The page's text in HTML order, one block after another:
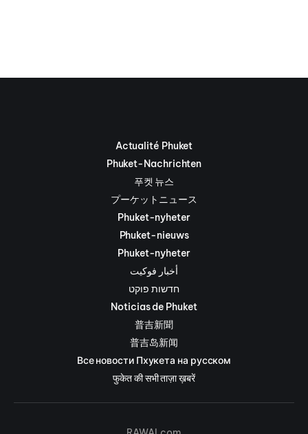
Actualité Phuket
Phuket-Nachrichten
푸켓 뉴스
プーケットニュース
Phuket-nyheter
Phuket-nieuws
Phuket-nyheter
أخبار فوكيت
חדשות פוקט
Noticias de Phuket
普吉新聞
普吉岛新闻
Все новости Пхукета на русском
फुकेत की सभी ताज़ा ख़बरें